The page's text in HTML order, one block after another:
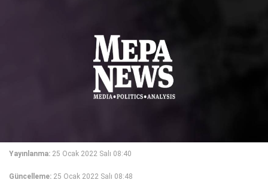
Yayınlanma: 25 Ocak 2022 Salı 08:40
Güncelleme: 25 Ocak 2022 Salı 08:48